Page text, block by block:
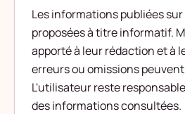
Les informations publiées
proposées à titre informatif.
apporté à leur rédaction et à
erreurs ou omissions
L'utilisateur reste
des informations consultées.